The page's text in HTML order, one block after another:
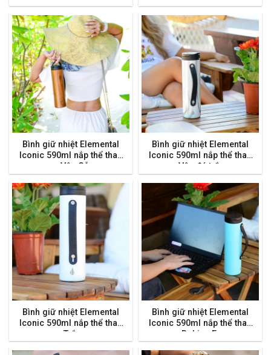
Bình giữ nhiệt Elemental
Iconic 590ml nắp thể thao
– Vân Gỗ
Bình giữ nhiệt Elemental
Iconic 590ml nắp thể thao
– Vân đá trắng
Bình giữ nhiệt Elemental
Iconic 590ml nắp thể thao
– Trắng
Bình giữ nhiệt Elemental
Iconic 590ml nắp thể thao
– Robins Egg